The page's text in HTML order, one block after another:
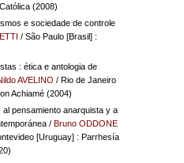
(2008)
e sociedade de controle
/ São Paulo [Brasil] :
: ética e antologia de
AVELINO / Rio de Janeiro
Achiamé (2004)
al pensamiento anarquista y a
/ Bruno ODDONE
[Uruguay] : Parrhesía